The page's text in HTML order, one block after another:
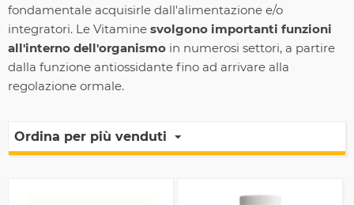
fondamentale acquisirle dall'alimentazione e/o
integratori. Le Vitamine svolgono importanti funzioni
all'interno dell'organismo in numerosi settori, a partire
dalla funzione antiossidante fino ad arrivare alla
regolazione ormale.
Ordina per più venduti